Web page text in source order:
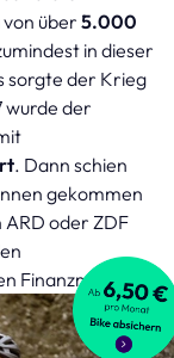
über 5.000
in dieser
sorgte der Krieg
wurde der
. Dann schien
gekommen
ARD oder ZDF
Finanzmittel.